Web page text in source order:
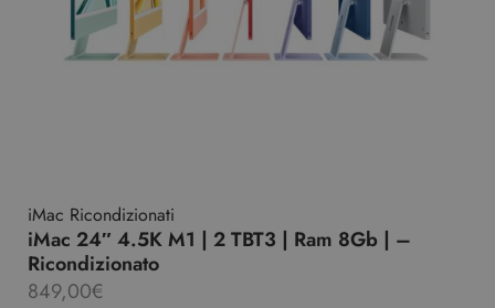
iMac Ricondizionati
iMac 24″ 4.5K M1 | 2 TBT3 | Ram 8Gb | –
Ricondizionato
849,00€